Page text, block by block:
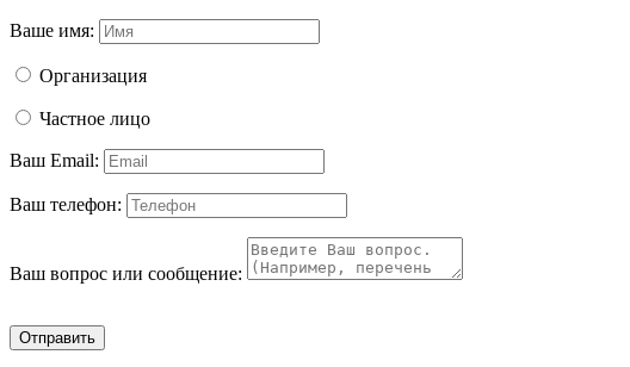
Ваше имя:
Организация
Частное лицо
Ваш Email:
Ваш телефон:
Ваш вопрос или сообщение:
Отправить